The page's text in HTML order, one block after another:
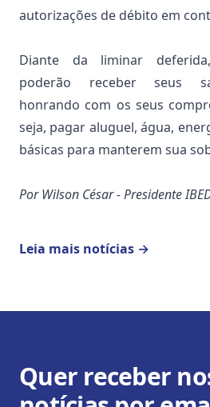
autorizações de débito em
Diante da liminar
poderão receber seus
honrando com os seus
seja, pagar aluguel, água,
básicas para manterem sua
Por Wilson César - Presidente
Leia mais notícias →
Quer receber